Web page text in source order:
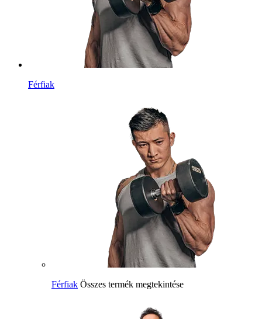
Férfiak
Férfiak Összes termék megtekintése